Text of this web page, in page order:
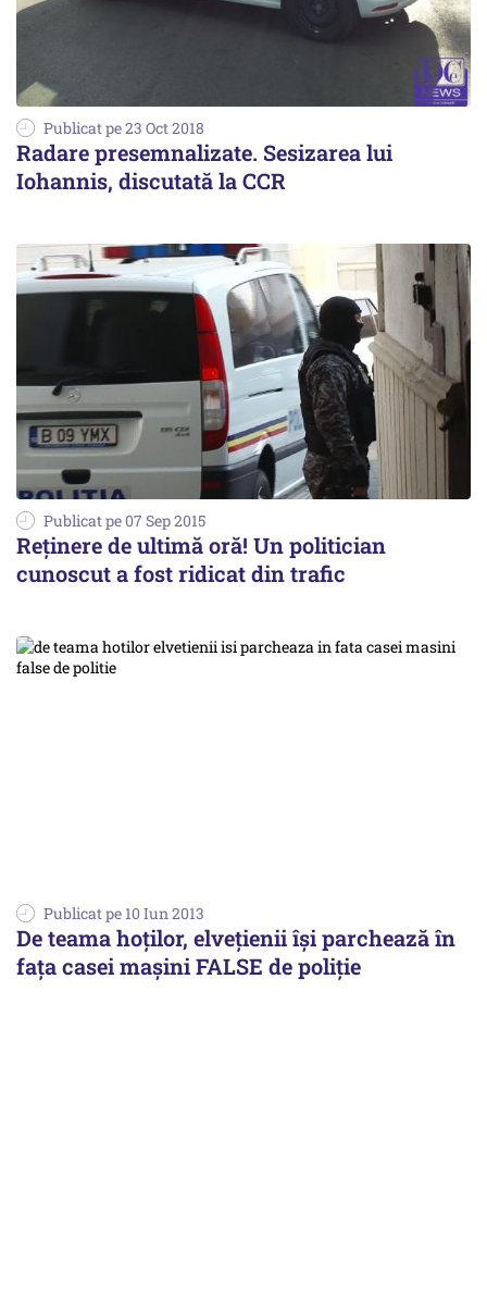
Publicat pe 23 Oct 2018
Radare presemnalizate. Sesizarea lui
Iohannis, discutată la CCR
Publicat pe 07 Sep 2015
Reținere de ultimă oră! Un politician
cunoscut a fost ridicat din trafic
Publicat pe 10 Iun 2013
De teama hoţilor, elveţienii îşi parchează în
faţa casei maşini FALSE de poliţie